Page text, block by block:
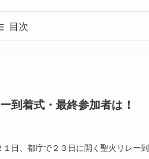
目次
到着式・最終参加者は！
１日、都庁で２３日に開く聖火リレー